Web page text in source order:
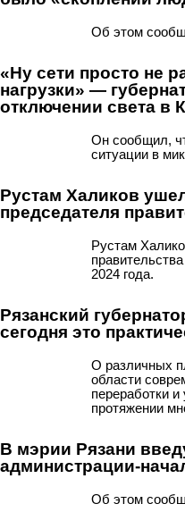
Об этом
«Ну сети просто не
нагрузки» —
отключении света в
Он сообщил,
ситуации в
Рустам Халиков
председателя
Рустам
2024 года.
Рязанский
сегодня это
О различных
области
переработки
протяжении
В мэрии Рязани
администрации-
Об этом